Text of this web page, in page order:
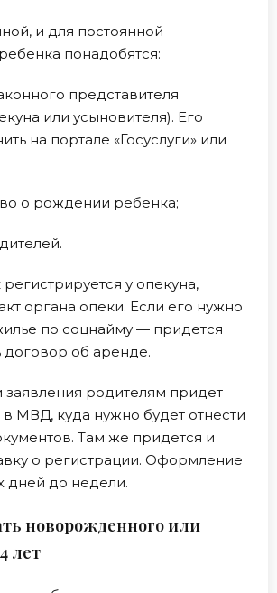
и для постоянной
понадобятся:
представителя
или усыновителя). Его
на портале «Госуслуги» или
о рождении ребенка;
у опекуна,
органа опеки. Если его нужно
по соцнайму — придется
договор об аренде.
заявления родителям придет
МВД, куда нужно будет отнести
Там же придется и
о регистрации. Оформление
дней до недели.
новорожденного или
лет